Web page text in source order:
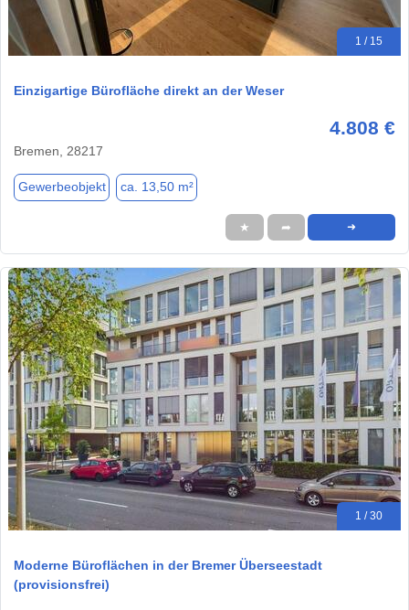
1 / 15
Einzigartige Bürofläche direkt an der Weser
4.808 €
Bremen, 28217
Gewerbeobjekt ca. 13,50 m²
★ ➦ ➜
1 / 30
Moderne Büroflächen in der Bremer Überseestadt
(provisionsfrei)